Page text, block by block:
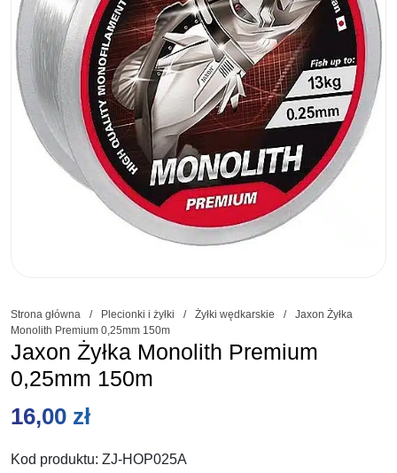
Strona główna / Plecionki i żyłki / Żyłki wędkarskie /
Jaxon Żyłka
Monolith Premium 0,25mm 150m
Jaxon Żyłka Monolith Premium
0,25mm 150m
16,00 zł
Kod produktu: ZJ-HOP025A